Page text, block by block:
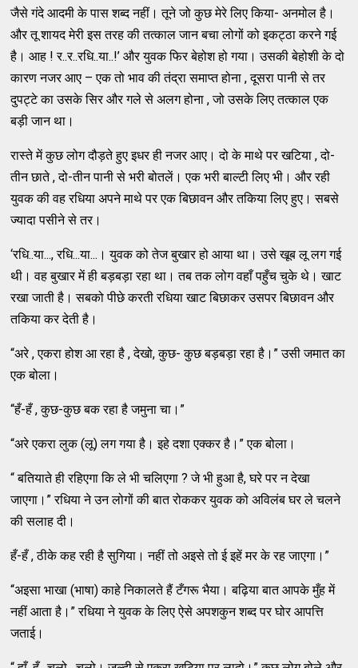
जैसे गंदे आदमी के पास शब्द नहीं। तूने जो कुछ मेरे लिए किया- अनमोल है।
और तू शायद मेरी इस तरह की तत्काल जान बचा लोगों को इकट्ठा करने गई
है। आह ! र..र..रधि..या..!’ और युवक फिर बेहोश हो गया। उसकी बेहोशी के दो
कारण नजर आए – एक तो भाव की तंद्रा समाप्त होना , दूसरा पानी से तर
दुपट्टे का उसके सिर और गले से अलग होना , जो उसके लिए तत्काल एक
बड़ी जान था।
रास्ते में कुछ लोग दौड़ते हुए इधर ही नजर आए। दो के माथे पर खटिया , दो-
तीन छाते , दो-तीन पानी से भरी बोतलें। एक भरी बाल्टी लिए भी। और रही
युवक की वह रधिया अपने माथे पर एक बिछावन और तकिया लिए हुए। सबसे
ज्यादा पसीने से तर।
‘रधि..या..., रधि...या...। युवक को तेज बुखार हो आया था। उसे खूब लू लग गई
थी। वह बुखार में ही बड़बड़ा रहा था। तब तक लोग वहाँ पहुँच चुके थे। खाट
रखा जाती है। सबको पीछे करती रधिया खाट बिछाकर उसपर बिछावन और
तकिया कर देती है।
“अरे , एकरा होश आ रहा है , देखो, कुछ- कुछ बड़बड़ा रहा है।” उसी जमात का
एक बोला।
“हँ-हँ , कुछ-कुछ बक रहा है जमुना चा।”
“अरे एकरा लुक (लू) लग गया है। इहे दशा एक्कर है।” एक बोला।
“ बतियाते ही रहिएगा कि ले भी चलिएगा ? जे भी हुआ है, घरे पर न देखा
जाएगा।” रधिया ने उन लोगों की बात रोककर युवक को अविलंब घर ले चलने
की सलाह दी।
हँ-हँ , ठीके कह रही है सुगिया। नहीं तो अइसे तो ई इहें मर के रह जाएगा।”
“अइसा भाखा (भाषा) काहे निकालते हैं टँगरू भैया। बढ़िया बात आपके मुँह में
नहीं आता है।” रधिया ने युवक के लिए ऐसे अपशकुन शब्द पर घोर आपत्ति
जताई।